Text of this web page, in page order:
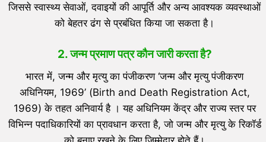
जिससे स्वास्थ्य सेवाओं, दवाइयों की आपूर्ति और अन्य आवश्यक व्यवस्थाओं
को बेहतर ढंग से प्रबंधित किया जा सकता है।
2.जन्म प्रमाण पत्र कौन जारी करता है?
भारत में, जन्म और मृत्यु का पंजीकरण ‘जन्म और मृत्यु पंजीकरण
अधिनियम, 1969’ (Birth and Death Registration Act,
1969) के तहत अनिवार्य है । यह अधिनियम केंद्र और राज्य स्तर पर
विभिन्न पदाधिकारियों का प्रावधान करता है, जो जन्म और मृत्यु के रिकॉर्ड